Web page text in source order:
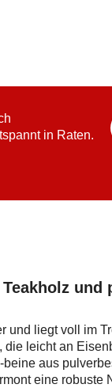
in Raten.
und
und liegt voll im
die leicht an
aus
eine robuste